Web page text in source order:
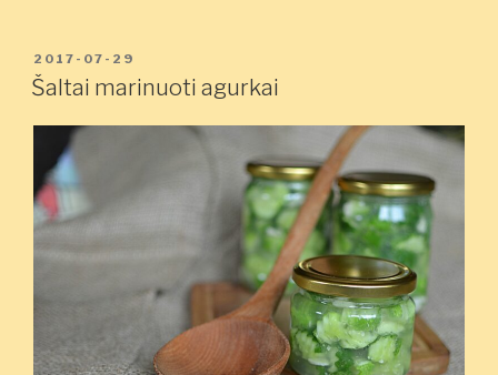
PASKELBTA
2017-07-29
Šaltai marinuoti agurkai